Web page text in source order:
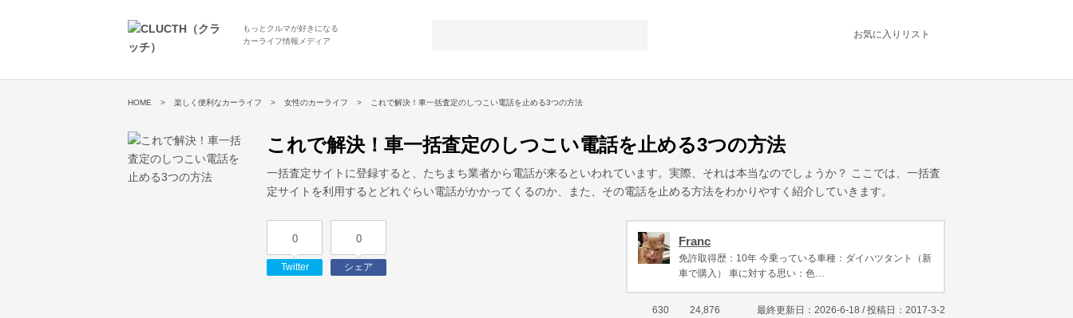
もっとクルマが好きになる
カーライフ情報メディア
お気に入りリスト
HOME 楽しく便利なカーライフ 女性のカーライフ これで解決！車一括査定のしつこい電話を止める3つの方法
これで解決！車一括査定のしつこい電話を止める3つの方法
一括査定サイトに登録すると、たちまち業者から電話が来るといわれています。実際、それは本当なのでしょうか？ ここでは、一括査
定サイトを利用するとどれぐらい電話がかかってくるのか、また、その電話を止める方法をわかりやすく紹介していきます。
0
Twitter
0
シェア
Franc
免許取得歴：10年 今乗っている車種：ダイハツタント（新
車で購入） 車に対する思い：色…
630 24,876 最終更新日：2026-6-18 / 投稿日： 2017-3-2